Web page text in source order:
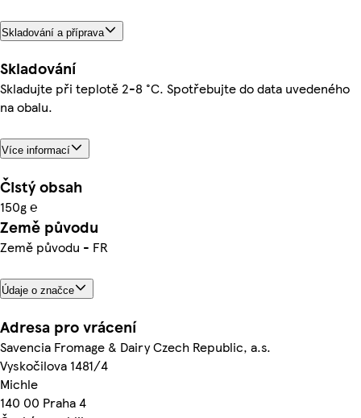
Skladování a příprava
Skladování
Skladujte při teplotě 2-8 °C. Spotřebujte do data uvedeného
na obalu.
Více informací
Čistý obsah
150g ℮
Země původu
Země původu - FR
Údaje o značce
Adresa pro vrácení
Savencia Fromage & Dairy Czech Republic, a.s.
Vyskočilova 1481/4
Michle
140 00 Praha 4